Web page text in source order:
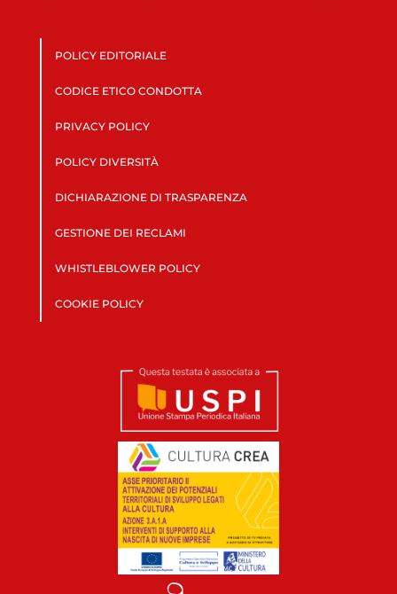
POLICY EDITORIALE
CODICE ETICO CONDOTTA
PRIVACY POLICY
POLICY DIVERSITÀ
DICHIARAZIONE DI TRASPARENZA
GESTIONE DEI RECLAMI
WHISTLEBLOWER POLICY
COOKIE POLICY